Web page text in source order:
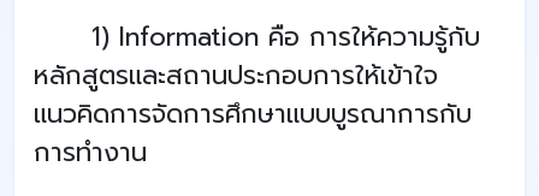
1) Information คือ การให้ความรู้กับ
หลักสูตรและสถานประกอบการให้เข้าใจ
แนวคิดการจัดการศึกษาแบบบูรณาการกับ
การทำงาน